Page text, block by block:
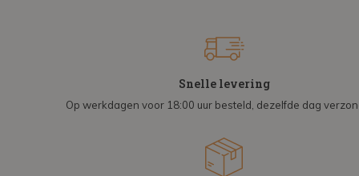
Snelle levering
Op werkdagen voor 18:00 uur besteld, dezelfde dag